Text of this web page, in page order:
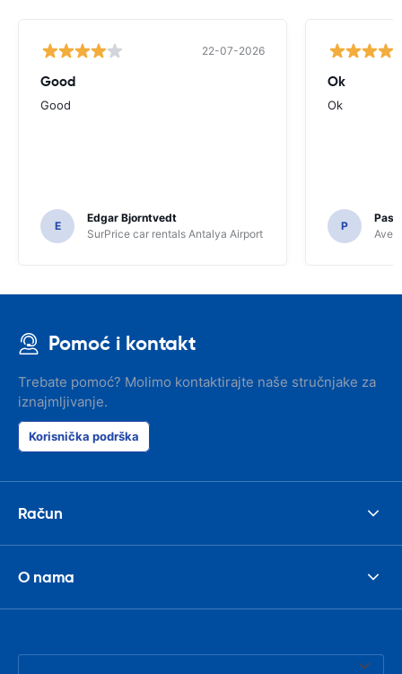
22-07-2026
Good
Good
E
Edgar Bjorntvedt
SurPrice car rentals Antalya Airport
Ok
Ok
P
Avec
Pomoć i kontakt
Trebate pomoć? Molimo kontaktirajte naše stručnjake za
iznajmljivanje.
Korisnička podrška
Račun
O nama